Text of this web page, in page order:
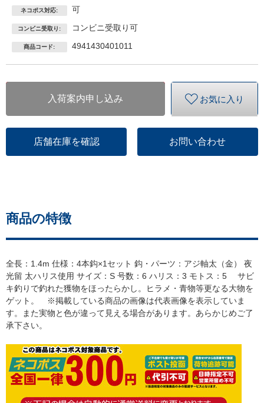
ネコポス対応: 可
コンビニ受取り: コンビニ受取り可
商品コード: 4941430401011
入荷案内申し込み お気に入り
店舗在庫を確認 お問い合わせ
商品の特徴
全長：1.4m 仕様：4本鈎×1セット 鈎・パーツ：アジ軸太（金） 夜
光留 太ハリス使用 サイズ：S 号数：6 ハリス：3 モトス：5 サビ
キ釣りで釣れた獲物をほったらかし。ヒラメ・青物等更なる大物を
ゲット。 ※掲載している商品の画像は代表画像を表示していま
す。また実物と色が違って見える場合があります。あらかじめご了
承下さい。